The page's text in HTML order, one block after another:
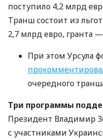
поступило 4,2 млрд
Транш состоит из
2,7 млрд евро, гранта
При этом Урсула
очередного
Три программы
Президент Владимир
с участниками